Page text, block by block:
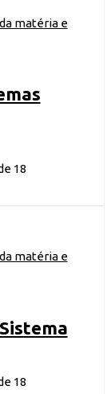
matéria e
18
matéria e
18